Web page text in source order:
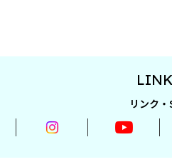
リンク・